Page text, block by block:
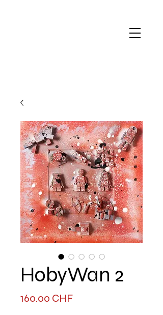
HobyWan 2
160.00 CHFPrix